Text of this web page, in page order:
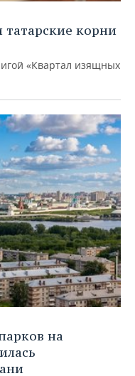
корни
«Квартал изящных
на